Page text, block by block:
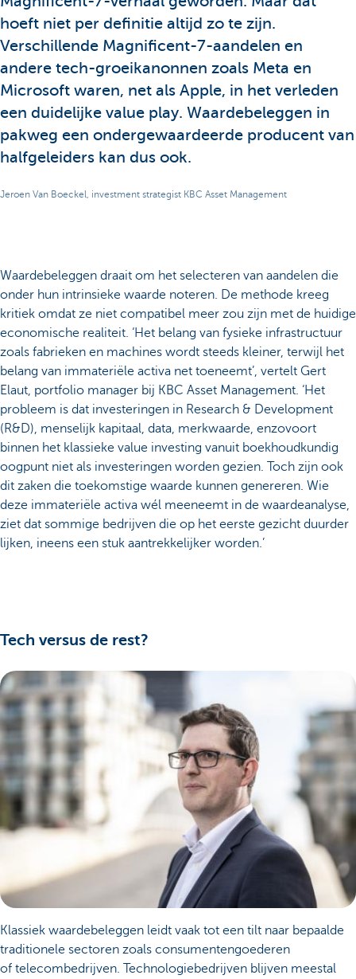
hoeft niet per definitie altijd zo te zijn.
Verschillende Magnificent-7-aandelen en
andere tech-groeikanonnen zoals Meta en
Microsoft waren, net als Apple, in het verleden
een duidelijke value play. Waardebeleggen in
pakweg een ondergewaardeerde producent van
halfgeleiders kan dus ook.
Jeroen Van Boeckel, investment strategist KBC Asset Management
Waardebeleggen draait om het selecteren van aandelen die
onder hun intrinsieke waarde noteren. De methode kreeg
kritiek omdat ze niet compatibel meer zou zijn met de huidige
economische realiteit. ‘Het belang van fysieke infrastructuur
zoals fabrieken en machines wordt steeds kleiner, terwijl het
belang van immateriële activa net toeneemt’, vertelt Gert
Elaut, portfolio manager bij KBC Asset Management. ‘Het
probleem is dat investeringen in Research & Development
(R&D), menselijk kapitaal, data, merkwaarde, enzovoort
binnen het klassieke value investing vanuit boekhoudkundig
oogpunt niet als investeringen worden gezien. Toch zijn ook
dit zaken die toekomstige waarde kunnen genereren. Wie
deze immateriële activa wél meeneemt in de waardeanalyse,
ziet dat sommige bedrijven die op het eerste gezicht duurder
lijken, ineens een stuk aantrekkelijker worden.’
Tech versus de rest?
Klassiek waardebeleggen leidt vaak tot een tilt naar bepaalde
traditionele sectoren zoals consumentengoederen
of telecombedrijven. Technologiebedrijven blijven meestal